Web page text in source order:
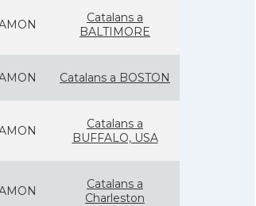
Catalans a
BALTIMORE
Catalans a BOSTON
Catalans a
BUFFALO, USA
Catalans a
Charleston